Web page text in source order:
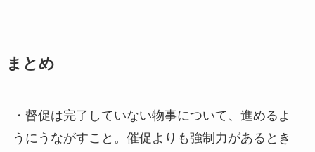
まとめ
・督促は完了していない物事について、進めるよ
うにうながすこと。催促よりも強制力があるとき